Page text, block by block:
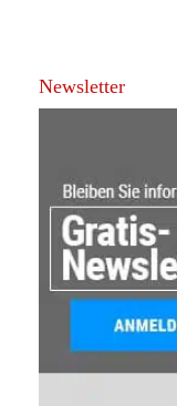
Newsletter